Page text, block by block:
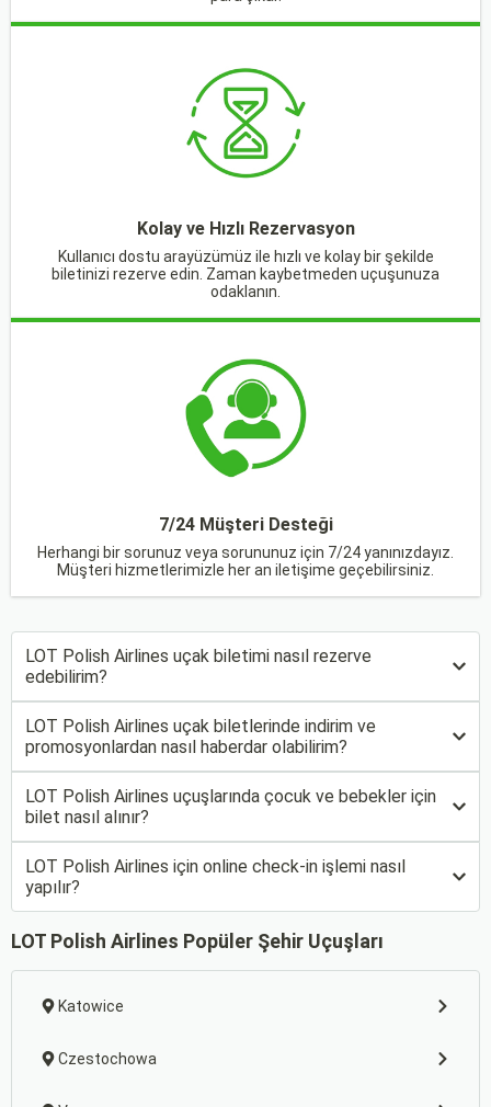
Kolay ve Hızlı Rezervasyon
Kullanıcı dostu arayüzümüz ile hızlı ve kolay bir şekilde
biletinizi rezerve edin. Zaman kaybetmeden uçuşunuza
odaklanın.
7/24 Müşteri Desteği
Herhangi bir sorunuz veya sorununuz için 7/24 yanınızdayız.
Müşteri hizmetlerimizle her an iletişime geçebilirsiniz.
LOT Polish Airlines uçak biletimi nasıl rezerve
edebilirim?
LOT Polish Airlines uçak biletlerinde indirim ve
promosyonlardan nasıl haberdar olabilirim?
LOT Polish Airlines uçuşlarında çocuk ve bebekler için
bilet nasıl alınır?
LOT Polish Airlines için online check-in işlemi nasıl
yapılır?
LOT Polish Airlines Popüler Şehir Uçuşları
Katowice
Czestochowa